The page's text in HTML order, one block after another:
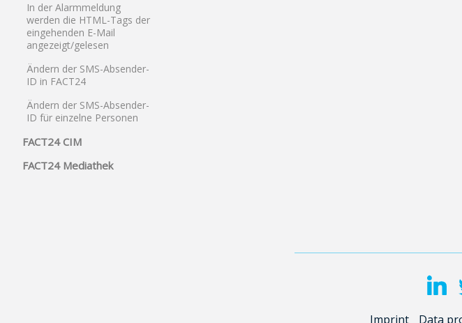
In der Alarmmeldung
werden die HTML-Tags der
eingehenden E-Mail
angezeigt/gelesen
Ändern der SMS-Absender-
ID in FACT24
Ändern der SMS-Absender-
ID für einzelne Personen
FACT24 CIM
FACT24 Mediathek
Imprint Data